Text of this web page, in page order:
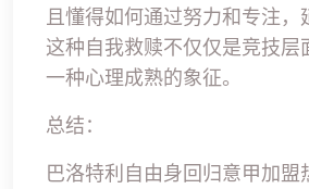
且懂得如何通过努力和专注，
这种自我救赎不仅仅是竞技层
一种心理成熟的象征。
总结：
巴洛特利自由身回归意甲加盟